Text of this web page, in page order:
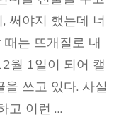
써야지 했는데 너
는 뜨개질로 내
월 1일이 되어 캘
쓰고 있다. 사실
고 이런 …